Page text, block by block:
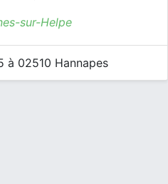
sur-Helpe
à 02510 Hannapes